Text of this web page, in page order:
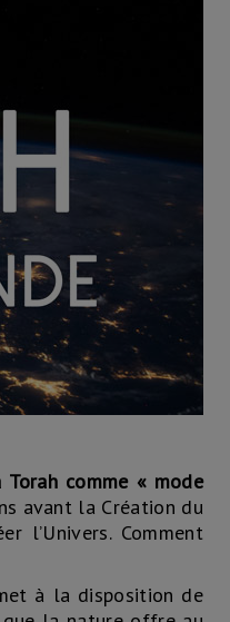
comme « mode
avant la Création du
l’Univers. Comment
à la disposition de